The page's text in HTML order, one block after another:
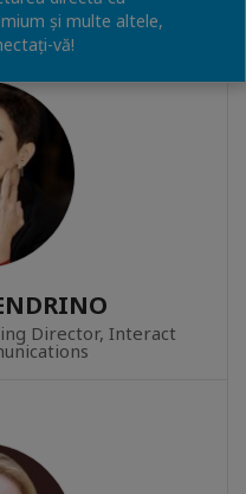
Director, Interact
și multe altele,
vă!